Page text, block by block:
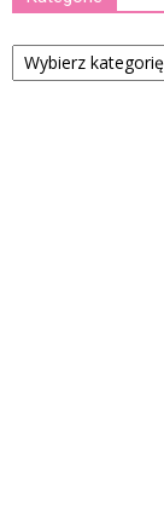
Kategorie